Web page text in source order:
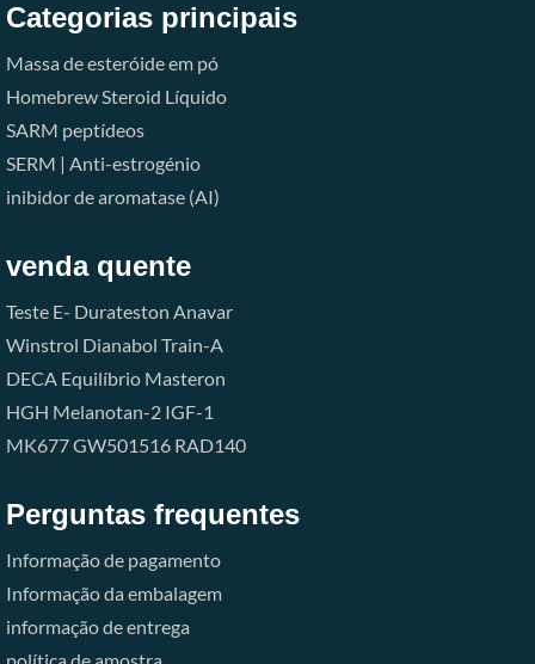
Categorias principais
Massa de esteróide em pó
Homebrew Steroid Líquido
SARM peptídeos
SERM | Anti-estrogénio
inibidor de aromatase (AI)
venda quente
Teste E- Durateston Anavar
Winstrol Dianabol Train-A
DECA Equilíbrio Masteron
HGH Melanotan-2 IGF-1
MK677GW501516 RAD140
Perguntas frequentes
Informação de pagamento
Informação da embalagem
informação de entrega